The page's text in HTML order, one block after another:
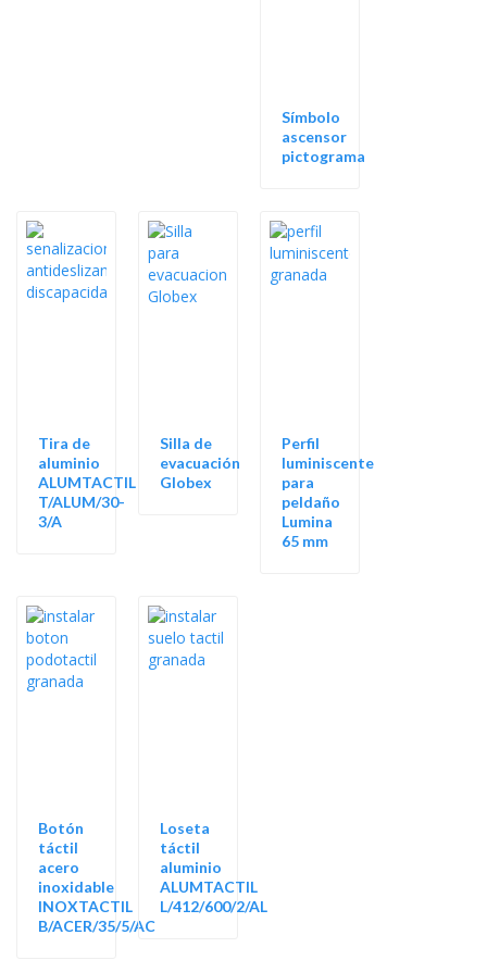
Símbolo
ascensor
pictograma
Tira de
aluminio
ALUMTACTIL
T/ALUM/30-
3/A
Silla de
evacuación
Globex
Perfil
luminiscente
para
peldaño
Lumina
65 mm
Botón
táctil
acero
inoxidable
INOXTACTIL
B/ACER/35/5/AC
Loseta
táctil
aluminio
ALUMTACTIL
L/412/600/2/AL